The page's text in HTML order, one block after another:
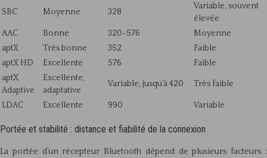
SBC Moyenne 328
Variable, souvent
élevée
AAC
Bonne 320-576
Moyenne
aptX
Très bonne 352
Faible
aptX HD
Excellente 576
Faible
aptX
Adaptive
Excellente,
adaptative
Variable, jusqu’à 420 Très faible
LDAC Excellente 990 Variable
Portée et stabilité : distance et fiabilité de la connexion
La portée d’un récepteur Bluetooth dépend de plusieurs facteurs :